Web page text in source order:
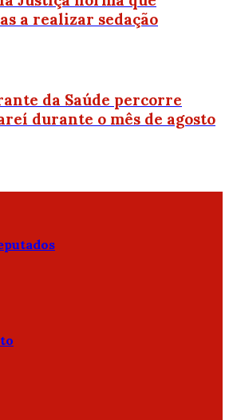
a realizar sedação
da Saúde percorre
durante o mês de agosto